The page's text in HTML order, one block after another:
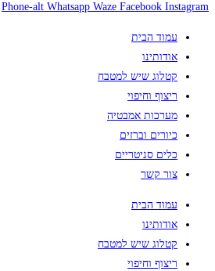
Phone-alt Whatsapp Waze Facebook Instagram
עמוד הבית
אודותינו
קטלוג שיש למטבח
ריצוף וחיפוי
מערכות אמבטיה
כיורים וברזים
כלים סניטריים
צור קשר
עמוד הבית
אודותינו
קטלוג שיש למטבח
ריצוף וחיפוי